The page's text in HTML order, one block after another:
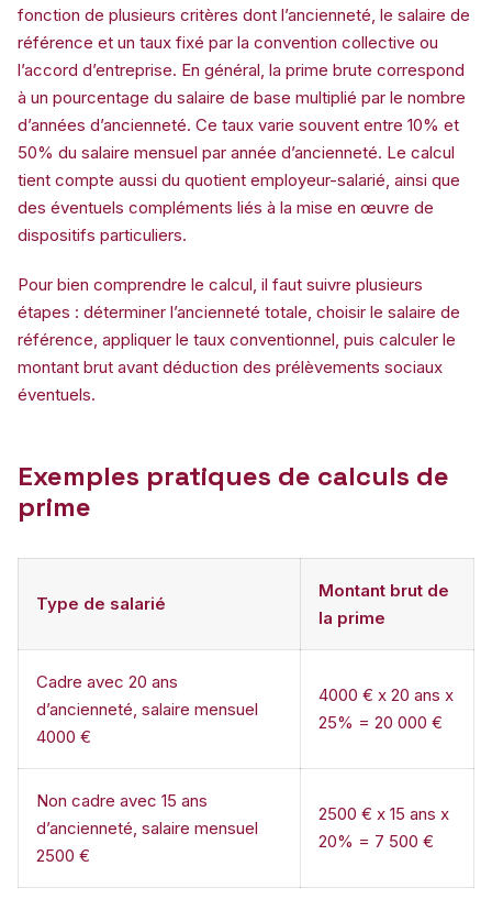
fonction de plusieurs critères dont l’ancienneté, le salaire de
référence et un taux fixé par la convention collective ou
l’accord d’entreprise. En général, la prime brute correspond
à un pourcentage du salaire de base multiplié par le nombre
d’années d’ancienneté. Ce taux varie souvent entre 10% et
50% du salaire mensuel par année d’ancienneté. Le calcul
tient compte aussi du quotient employeur-salarié, ainsi que
des éventuels compléments liés à la mise en œuvre de
dispositifs particuliers.
Pour bien comprendre le calcul, il faut suivre plusieurs
étapes : déterminer l’ancienneté totale, choisir le salaire de
référence, appliquer le taux conventionnel, puis calculer le
montant brut avant déduction des prélèvements sociaux
éventuels.
Exemples pratiques de calculs de
prime
Type de salarié
Montant brut de
la prime
Cadre avec 20 ans
d’ancienneté, salaire mensuel
4000 €
4000 € x 20 ans x
25% = 20 000 €
Non cadre avec 15 ans
d’ancienneté, salaire mensuel
2500 €
2500 € x 15 ans x
20% = 7 500 €